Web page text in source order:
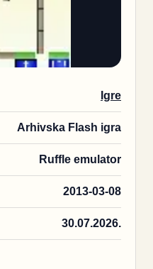
Igre
Arhivska Flash igra
Ruffle emulator
2013-03-08
30.07.2026.